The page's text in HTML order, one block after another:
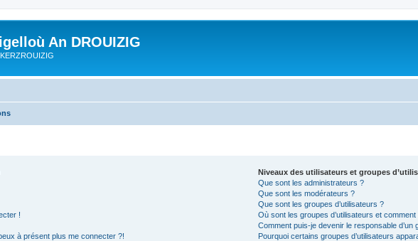
An DROUIZIG
!
à présent plus me connecter ?!
Niveaux des utilisateurs et groupes
Que sont les administrateurs ?
Que sont les modérateurs ?
Que sont les groupes d’utilisateurs ?
Où sont les groupes d’utilisateurs et
Comment puis-je devenir le responsable d’un
Pourquoi certains groupes d’utilisateurs